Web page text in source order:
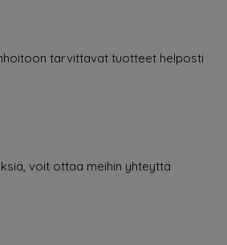
tarvittavat tuotteet helposti
voit ottaa meihin yhteyttä